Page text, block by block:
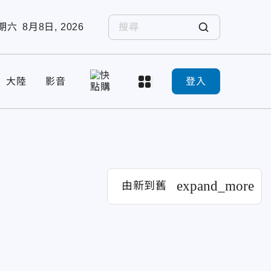
六 8月8日, 2026
大陸 影音 登入
由新到舊 expand_more